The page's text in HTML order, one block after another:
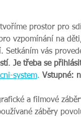
prostor pro
vzpomínání na
Setkáním vás
. Je třeba se
system. Vstupné:
a filmové
záběry